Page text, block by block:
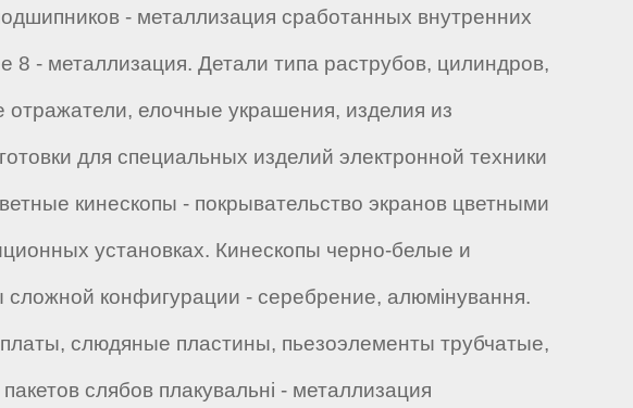
- металлизация сработанных внутренних
8 - металлизация. Детали типа раструбов, цилиндров,
отражатели, елочные украшения, изделия из
для специальных изделий электронной техники
кинескопы - покрывательство экранов цветными
установках. Кинескопы черно-белые и
конфигурации - серебрение, алюмінування.
слюдяные пластины, пьезоэлементы трубчатые,
слябов плакувальні - металлизация